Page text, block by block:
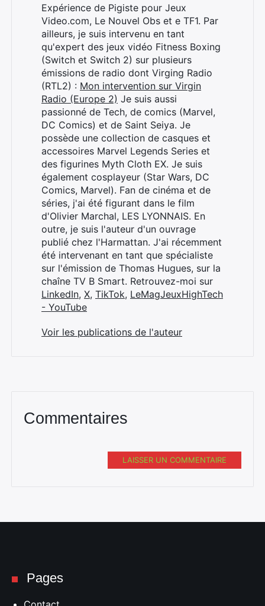
Expérience de Pigiste pour Jeux
Video.com, Le Nouvel Obs et e TF1. Par
ailleurs, je suis intervenu en tant
qu'expert des jeux vidéo Fitness Boxing
(Switch et Switch 2) sur plusieurs
émissions de radio dont Virging Radio
(RTL2) : Mon intervention sur Virgin
Radio (Europe 2) Je suis aussi
passionné de Tech, de comics (Marvel,
DC Comics) et de Saint Seiya. Je
possède une collection de casques et
accessoires Marvel Legends Series et
des figurines Myth Cloth EX. Je suis
également cosplayeur (Star Wars, DC
Comics, Marvel). Fan de cinéma et de
séries, j'ai été figurant dans le film
d'Olivier Marchal, LES LYONNAIS. En
outre, je suis l'auteur d'un ouvrage
publié chez l'Harmattan. J'ai récemment
été intervenant en tant que spécialiste
sur l'émission de Thomas Hugues, sur la
chaîne TV B Smart. Retrouvez-moi sur
LinkedIn, X, TikTok, LeMagJeuxHighTech
- YouTube
Voir les publications de l'auteur
Commentaires
LAISSER UN COMMENTAIRE
Pages
Rechercher
: